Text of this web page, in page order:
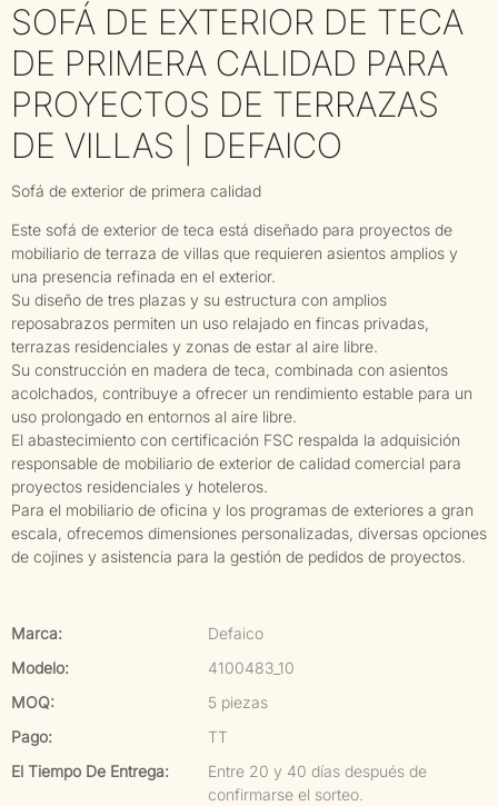
SOFÁ DE EXTERIOR DE TECA
DE PRIMERA CALIDAD PARA
PROYECTOS DE TERRAZAS
DE VILLAS | DEFAICO
Sofá de exterior de primera calidad
Este sofá de exterior de teca está diseñado para proyectos de
mobiliario de terraza de villas que requieren asientos amplios y
una presencia refinada en el exterior.
Su diseño de tres plazas y su estructura con amplios
reposabrazos permiten un uso relajado en fincas privadas,
terrazas residenciales y zonas de estar al aire libre.
Su construcción en madera de teca, combinada con asientos
acolchados, contribuye a ofrecer un rendimiento estable para un
uso prolongado en entornos al aire libre.
El abastecimiento con certificación FSC respalda la adquisición
responsable de mobiliario de exterior de calidad comercial para
proyectos residenciales y hoteleros.
Para el mobiliario de oficina y los programas de exteriores a gran
escala, ofrecemos dimensiones personalizadas, diversas opciones
de cojines y asistencia para la gestión de pedidos de proyectos.
Marca:
Defaico
Modelo:
4100483_10
MOQ:
5 piezas
Pago:
TT
El Tiempo De Entrega:
Entre 20 y 40 días después de
confirmarse el sorteo.